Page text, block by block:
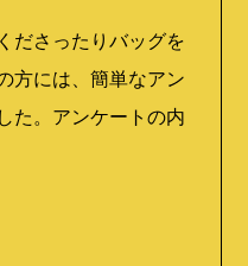
ださったりバッグを
方には、簡単なアン
た。アンケートの内